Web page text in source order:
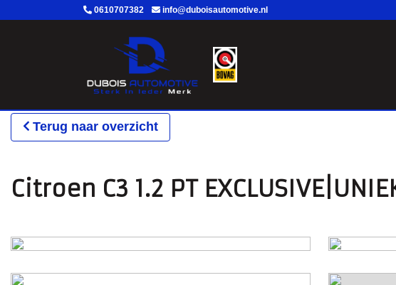
0610707382 info@duboisautomotive.nl
Terug naar overzicht
Citroen C3 1.2 PT